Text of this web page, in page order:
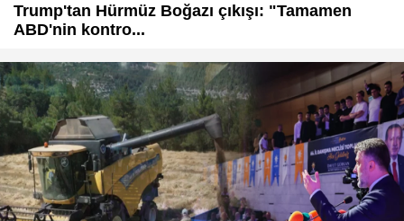
Trump'tan Hürmüz Boğazı çıkışı: "Tamamen
ABD'nin kontro...